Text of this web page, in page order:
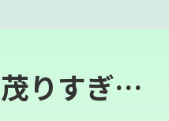
りすぎ…